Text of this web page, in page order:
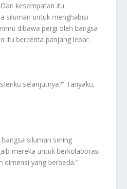
kesempatan itu
siluman untuk menghabisi
dibawa pergi oleh bangsa
itu bercenta panjang lebar.
selanjutnya?” Tanyaku,
siluman sering
mereka untuk berkolaborasi
dimensi yang berbeda.”